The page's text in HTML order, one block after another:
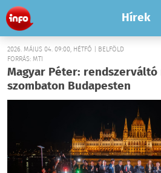
Hírek
2026. MÁJUS 04. 09:00, HÉTFŐ | BELFÖLD
FORRÁS: MTI
Magyar Péter:
szombaton Budapesten